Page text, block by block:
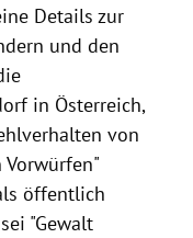
Details zur
und den
in Österreich,
von
öffentlich
"Gewalt